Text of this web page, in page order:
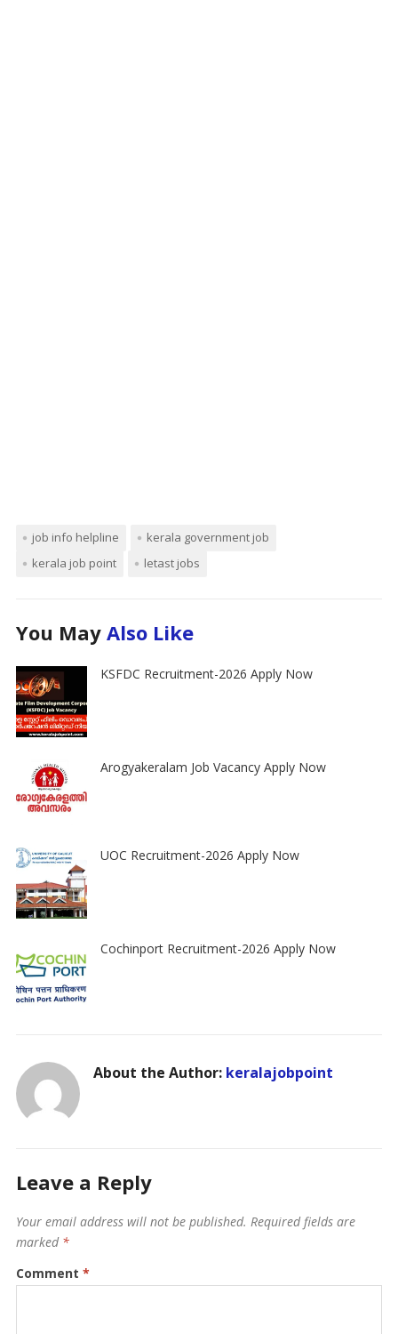
job info helpline
kerala government job
kerala job point
letast jobs
You May Also Like
KSFDC Recruitment-2026 Apply Now
Arogyakeralam Job Vacancy Apply Now
UOC Recruitment-2026 Apply Now
Cochinport Recruitment-2026 Apply Now
About the Author: keralajobpoint
Leave a Reply
Your email address will not be published. Required fields are
marked *
Comment *